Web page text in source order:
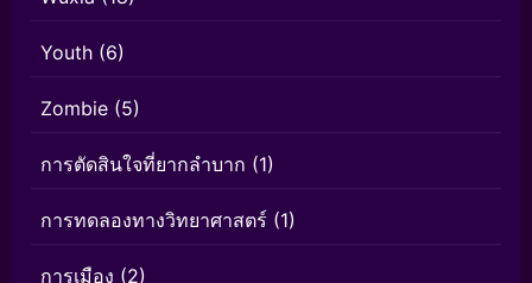
Youth (6)
Zombie (5)
การตัดสินใจที่ยากลำบาก (1)
การทดลองทางวิทยาศาสตร์ (1)
การเมือง (2)